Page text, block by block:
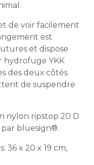
de voir facilement
est
et dispose
YKK
des deux côtés
de suspendre
nylon ripstop 20 D
par bluesign®.
36 x 20 x 19 cm,